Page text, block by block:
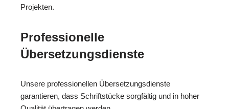
Projekten.
Professionelle
Übersetzungsdienste
Unsere professionellen Übersetzungsdienste
garantieren, dass Schriftstücke sorgfältig und in hoher